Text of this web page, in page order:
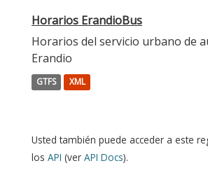
Horarios ErandioBus
Horarios del servicio urbano de
Erandio
GTFS XML
Usted también puede acceder a este
los API (ver API Docs).